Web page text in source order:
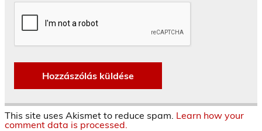
This site uses Akismet to reduce spam. Learn how your
comment data is processed.